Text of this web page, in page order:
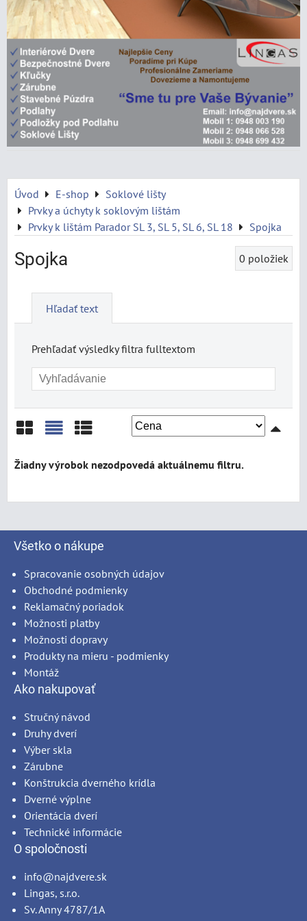
Úvod E-shop
Soklové lišty
Prvky a úchyty k soklovým lištám
Prvky k lištám Parador SL 3, SL 5, SL 6, SL 18
Spojka
Spojka 0 položiek
Hľadať text
Prehľadať výsledky filtra fulltextom
Mriežka
Všetko o nákupe
Spracovanie osobných údajov
Obchodné podmienky
Reklamačný poriadok
Možnosti platby
Možnosti dopravy
Produkty na mieru - podmienky
Montáž
Ako nakupovať
Stručný návod
Druhy dverí
Výber skla
Zárubne
Konštrukcia dverného krídla
Dverné výplne
Orientácia dverí
Technické informácie
O spoločnosti
info@najdvere.sk
Lingas, s.r.o.
Sv. Anny 4787/1A